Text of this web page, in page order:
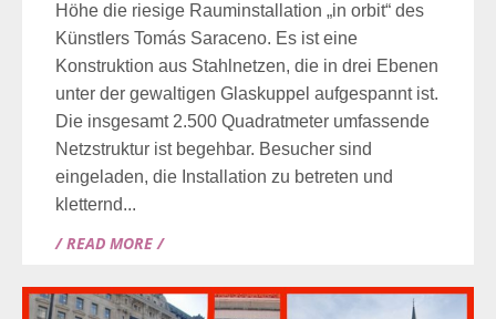
Höhe die riesige Rauminstallation „in orbit“ des
Künstlers Tomás Saraceno. Es ist eine
Konstruktion aus Stahlnetzen, die in drei Ebenen
unter der gewaltigen Glaskuppel aufgespannt ist.
Die insgesamt 2.500 Quadratmeter umfassende
Netzstruktur ist begehbar. Besucher sind
eingeladen, die Installation zu betreten und
kletternd...
/ READ MORE /